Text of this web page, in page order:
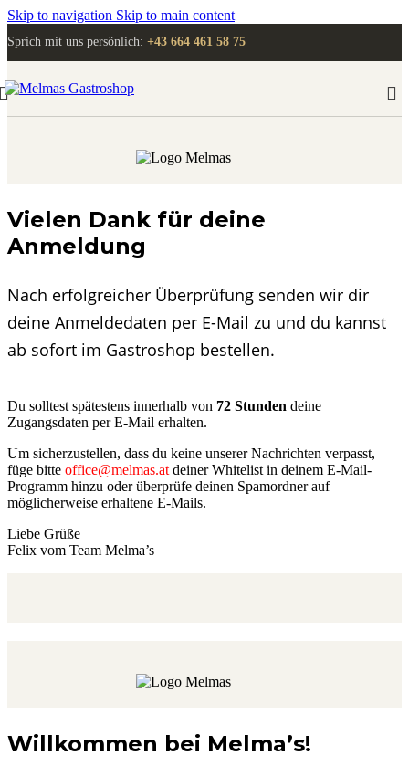
Skip to navigation Skip to main content
Sprich mit uns persönlich: +43 664 461 58 75
Vielen Dank für deine
Anmeldung
Nach erfolgreicher Überprüfung senden wir dir
deine Anmeldedaten per E-Mail zu und du kannst
ab sofort im Gastroshop bestellen.
Du solltest spätestens innerhalb von 72 Stunden deine
Zugangsdaten per E-Mail erhalten.
Um sicherzustellen, dass du keine unserer Nachrichten verpasst,
füge bitte office@melmas.at deiner Whitelist in deinem E-Mail-
Programm hinzu oder überprüfe deinen Spamordner auf
möglicherweise erhaltene E-Mails.
Liebe Grüße
Felix vom Team Melma’s
Willkommen bei Melma’s!